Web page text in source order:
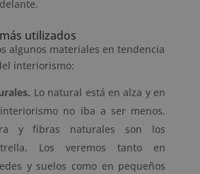
utilizados
algunos materiales en tendencia
interiorismo:
Lo natural está en alza y en
no iba a ser menos.
y fibras naturales son los
Los veremos tanto en
y suelos como en pequeños